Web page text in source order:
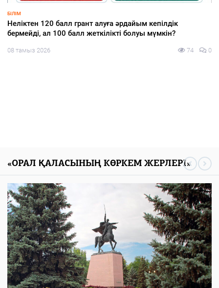
ҚҰРЫЛТАЙ-2026
Откуда казахстанцы узнают о партиях и кандидатах на
выборах в Курултай — результаты опроса
08 тамыз 2026 83 0
«ОРАЛ ҚАЛАСЫНЫҢ КӨРКЕМ ЖЕРЛЕРІ»